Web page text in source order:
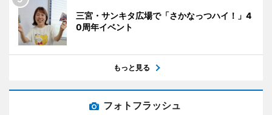
三宮・サンキタ広場で「さかなっつハイ！」4
0周年イベント
もっと見る
フォトフラッシュ